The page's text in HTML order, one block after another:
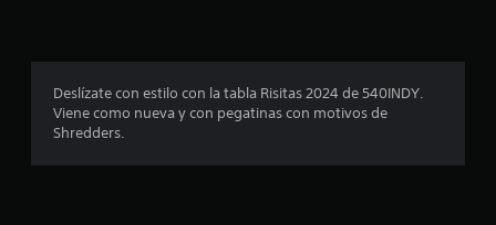
n
s
Deslízate con estilo con la tabla Risitas 2024 de 540INDY.
Viene como nueva y con pegatinas con motivos de
Shredders.